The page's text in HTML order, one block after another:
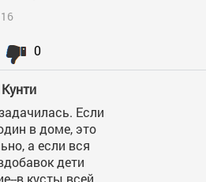
0
Если
в доме, это
а если вся
дети
в кусты всей